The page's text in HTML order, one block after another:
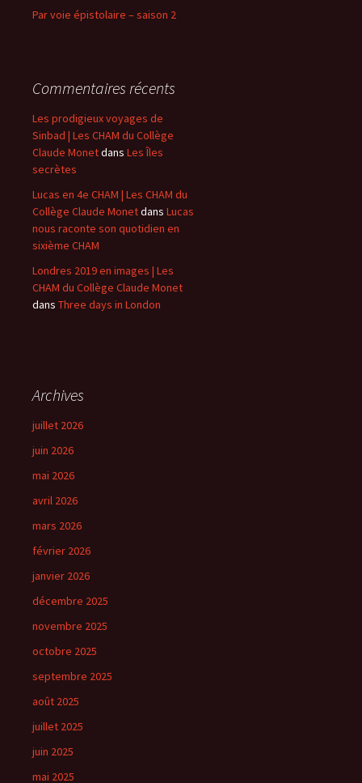
Par voie épistolaire – saison 2
Commentaires récents
Les prodigieux voyages de
Sinbad | Les CHAM du Collège
Claude Monetdans Les Îles
secrètes
Lucas en 4e CHAM | Les CHAM du
Collège Claude Monetdans Lucas
nous raconte son quotidien en
sixième CHAM
Londres 2019 en images | Les
CHAM du Collège Claude Monet
dans Three days in London
Archives
juillet 2026
juin 2026
mai 2026
avril 2026
mars 2026
février 2026
janvier 2026
décembre 2025
novembre 2025
octobre 2025
septembre 2025
août 2025
juillet 2025
juin 2025
mai 2025